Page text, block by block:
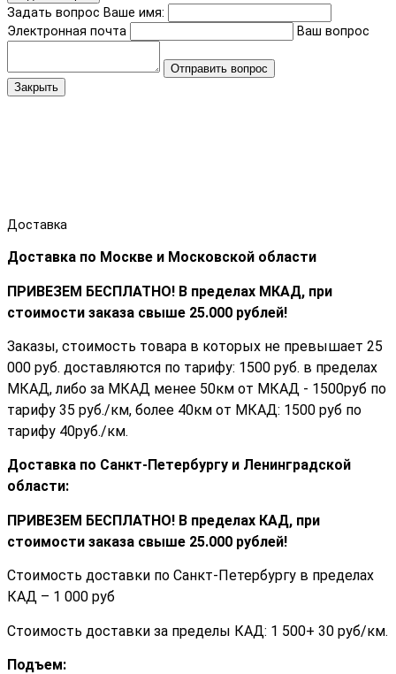
Задать вопрос Ваше имя:
Электронная почта
Ваш вопрос
Отправить вопрос
Закрыть
Доставка
Доставка по Москве и Московской области
ПРИВЕЗЕМ БЕСПЛАТНО! В пределах МКАД, при
стоимости заказа cвыше 25.000 рублей!
Заказы, стоимость товара в которых не превышает 25
000 руб. доставляются по тарифу: 1500 руб. в пределах
МКАД, либо за МКАД менее 50км от МКАД - 1500руб по
тарифу 35 руб./км, более 40км от МКАД: 1500 руб по
тарифу 40руб./км.
Доставка по Санкт-Петербургу и Ленинградской
области:
ПРИВЕЗЕМ БЕСПЛАТНО! В пределах КАД, при
стоимости заказа cвыше 25.000 рублей!
Стоимость доставки по Санкт-Петербургу в пределах
КАД – 1 000 руб
Стоимость доставки за пределы КАД: 1 500+ 30 руб/км.
Подъем: